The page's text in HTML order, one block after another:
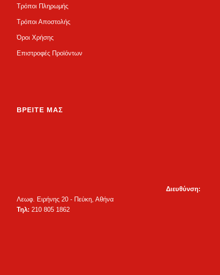
Τρόποι Πληρωμής
Τρόποι Αποστολής
Όροι Χρήσης
Επιστροφές Προϊόντων
ΒΡΕΙΤΕ ΜΑΣ
Διευθύνση:
Λεωφ. Ειρήνης 20 - Πεύκη, Αθήνα
Τηλ: 210 805 1862